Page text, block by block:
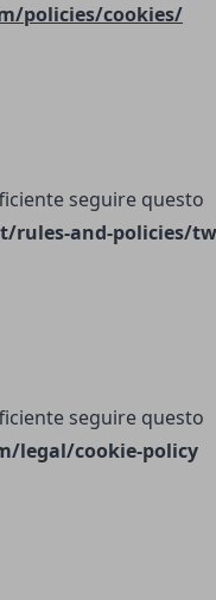
policies/cookies/
seguire questo
and-policies/
seguire questo
legal/cookie-policy